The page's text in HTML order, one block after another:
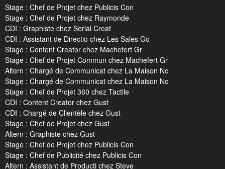
Stage : Chef de Projet chez Publicis Con
Stage : Chef de Projet chez Raymonde
CDI : Graphiste chez Serial Creat
CDI : Assistant de Directio chez Les Sales Go
Stage : Content Creator chez Machefert Gr
Stage : Chef de Projet Commun chez Machefert Gr
Altern : Chargé de Communicat chez La Maison No
Stage : Chargé de Communicat chez La Maison No
Stage : Chef de Projet 360 chez Tactile
CDI : Content Creator chez Gust
CDI : Chargé de Clientèle chez Gust
Stage : Chef de Projet chez Gust
Altern : Graphiste chez Gust
Stage : Chef de Projet chez Publicis Con
Stage : Chef de Publicité chez Publicis Con
Altern : Assistant de Producti chez Steve